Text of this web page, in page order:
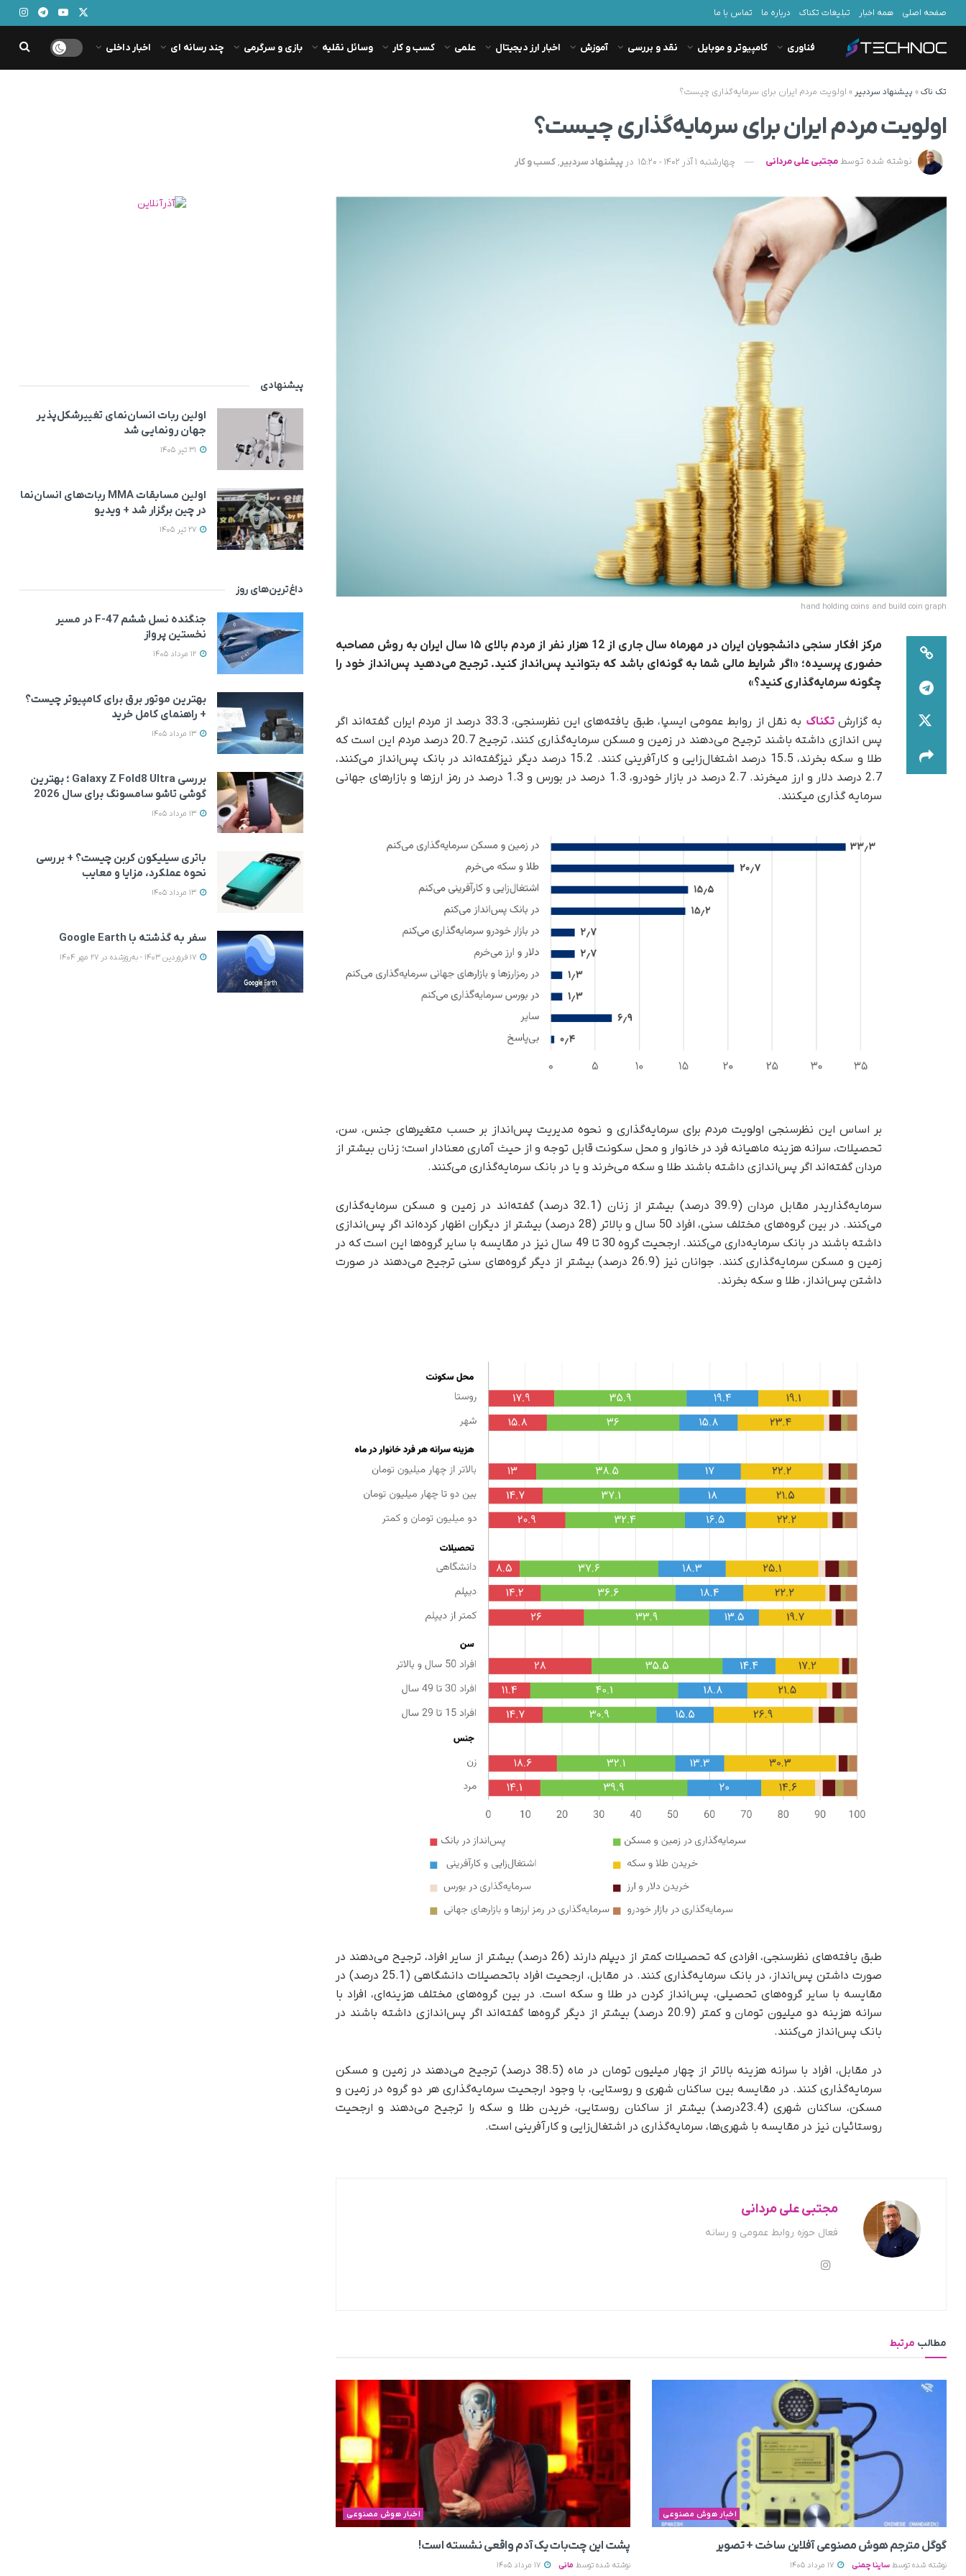
صفحه اصلی همه اخبار تبلیغات تکناک درباره ما تماس با ما
فناوری کامپیوتر و موبایل نقد و بررسی آموزش اخبار ارز دیجیتال علمی کسب و کار وسائل نقلیه بازی و سرگرمی چند رسانه ای اخبار داخلی
تک ناک» پیشنهاد سردبیر » اولویت‌ مردم ایران برای سرمایه‌گذاری چیست؟
اولویت‌ مردم ایران برای سرمایه‌گذاری چیست؟
نوشته شده توسط مجتبی علی مردانی چهارشنبه 1 آذر 1402 - 15:20 در پیشنهاد سردبیر,کسب و کار
hand holding coins and build coin graph
مرکز افکار سنجی دانشجویان ایران در مهرماه سال جاری از 12 هزار نفر از مردم بالای ۱۵ سال ایران به روش مصاحبه
حضوری پرسیده؛ «اگر شرایط مالی شما به گونه‌ای باشد که بتوانید پس‌انداز کنید. ترجیح می‌دهید پس‌انداز خود را
چگونه سرمایه‌گذاری کنید؟»
به گزارشتکناک به نقل از روابط عمومی ایسپا، طبق یافته
های این نظرسنجی، 33.3 درصد از مردم ایران گفته‌اند اگر
پس اندازی داشته باشند ترجیح می
دهند در زمین و مسکن سرمایه‌گذاری ‌کنند، ترجیح 20.7 درصد مردم این است که
طلا و سکه بخرند، 15.5 درصد اشتغال‌زایی و کارآفرینی ­کنند. 15.2 درصد دیگر نیزگفته
اند در بانک پس‌انداز می‌کنند،
2.7 درصد دلار و ارز می­خرند. 2.7 درصد در بازار خودرو، 1.3 درصد در بورس و 1.3 درصد در رمز ارزها و بازارهای جهانی
سرمایه گذاری می­کنند.
بر اساس این نظرسنجی اولویت مردم برای سرمایه‌گذاری و نحوه مدیریت پس‌انداز بر حسب متغیرهای جنس، سن،
تحصیلات، سرانه هزینه ماهیانه فرد در خانوار و محل سکونت قابل توجه و از حیث آماری معنادار است؛ زنان بیشتر از
مردان گفته‌اند اگر پس‌اندازی داشته باشند طلا و سکه می‌خرند و یا در بانک سرمایه‌گذاری می‌کنند.
سرمایه‌گذاری
در مقابل مردان (39.9 درصد) بیشتر از زنان (32.1 درصد) گفته‌اند در زمین و مسکن سرمایه‌گذاری
می‌کنند. در بین گروه‌های مختلف سنی، افراد 50 سال و بالاتر (28 درصد) بیشتر از دیگران اظهار کرده‌اند اگر پس‌اندازی
داشته باشند در بانک سرمایه‌داری می‌کنند. ارجحیت گروه 30 تا 49 سال نیز در مقایسه با سایر گروه‌ها این است که در
زمین و مسکن سرمایه‌گذاری کنند. جوانان نیز (26.9 درصد) بیشتر از دیگر گروه‌های سنی ترجیح می‌دهند در صورت
داشتن پس‌انداز، طلا و سکه بخرند.
طبق یافته
های نظرسنجی، افرادی که تحصیلات کمتر از دیپلم دارند (26 درصد) بیشتر از سایر افراد، ترجیح می‌دهند در
صورت داشتن پس‌انداز، در بانک سرمایه‌گذاری ‌کنند. در مقابل، ارجحیت افراد باتحصیلات دانشگاهی (25.1 درصد) در
مقایسه با سایر گروه‌های تحصیلی، پسانداز کردن در طلا و سکه است. در بین گروه‌های مختلف هزینه‌ای، افراد با
سرانه هزینه دو میلیون تومان و کمتر (20.9 درصد) بیشتر از دیگر گروه‌ها گفته‌اند اگر پس‌اندازی داشته باشند در
بانک پس‌انداز می‌کنند.
در مقابل، افراد با سرانه هزینه بالاتر از چهار میلیون تومان در ماه (38.5 درصد) ترجیح می‌دهند در زمین و مسکن
سرمایه‌گذاری ‌کنند. در مقایسه بین ساکنان شهری و روستایی، با وجود ارجحیت سرمایه‌گذاری هر دو گروه در زمین و
مسکن، ساکنان شهری (23.4درصد) بیشتر از ساکنان روستایی، خریدن طلا و سکه را ترجیح می‌دهند و ارجحیت
روستائیان نیز در مقایسه با شهریها، سرمایه‌گذاری در اشتغال‌زایی و کارآفرینی است.
مجتبی علی مردانی
فعال حوزه روابط عمومی و رسانه
مطالب مرتبط
اخبار هوش مصنوعی
گوگل مترجم هوش مصنوعی آفلاین ساخت + تصویر
نوشته شده توسط ساینا چمنی
اخبار هوش مصنوعی
پشت این چت‌بات یک آدم واقعی نشسته است!
نوشته شده توسط مانی
پیشنهادی
اولین ربات انسان‌نمای تغییرشکل‌پذیر
جهان رونمایی شد
اولین مسابقات MMA ربات‌های انسان‌نما
در چین برگزار شد + ویدیو
داغ‌ترین‌های روز
جنگنده نسل ششم F-47 در مسیر
نخستین پرواز
بهترین موتور برق برای کامپیوتر چیست؟
+ راهنمای کامل خرید
بررسی Galaxy Z Fold8 Ultra ؛ بهترین
گوشی تاشو سامسونگ برای سال 2026
باتری سیلیکون کربن چیست؟ + بررسی
نحوه عملکرد، مزایا و معایب
سفر به گذشته با Google Earth